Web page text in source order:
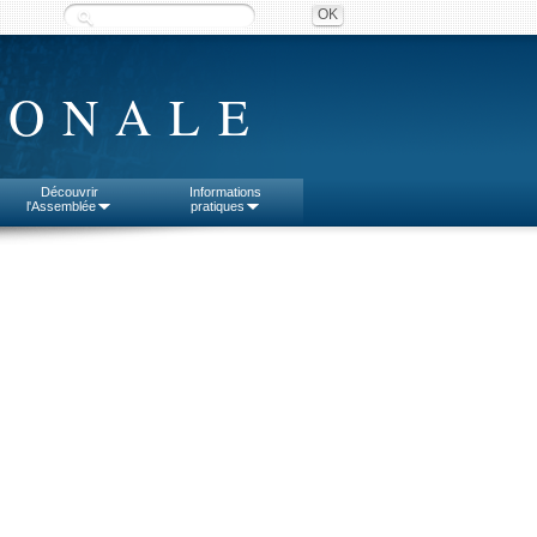
Découvrir
l'Assemblée
Informations
pratiques